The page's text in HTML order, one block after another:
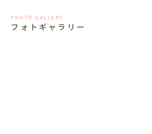
PHOTO GALLERY
フォトギャラリー